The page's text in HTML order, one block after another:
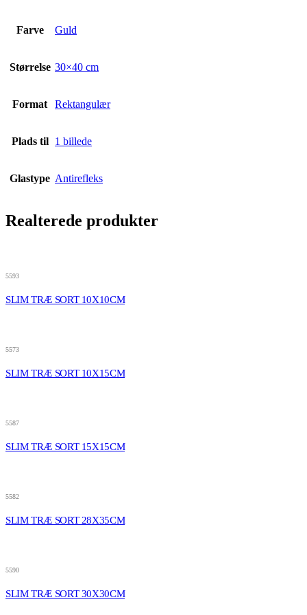
Farve Guld
Størrelse 30×40 cm
Format Rektangulær
Plads til 1 billede
Glastype Antirefleks
Realterede produkter
5593
SLIM TRÆ SORT 10X10CM
5573
SLIM TRÆ SORT 10X15CM
5587
SLIM TRÆ SORT 15X15CM
5582
SLIM TRÆ SORT 28X35CM
5590
SLIM TRÆ SORT 30X30CM